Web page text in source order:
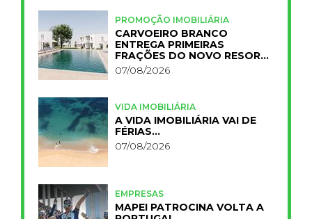
PROMOÇÃO IMOBILIÁRIA
CARVOEIRO BRANCO
ENTREGA PRIMEIRAS
FRAÇÕES DO NOVO RESORT
PRIMELIFE
07/08/2026
VIDA IMOBILIÁRIA
A VIDA IMOBILIÁRIA VAI DE
FÉRIAS…
07/08/2026
EMPRESAS
MAPEI PATROCINA VOLTA A